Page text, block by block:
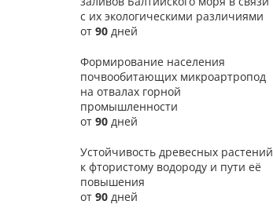
с их экологическими различиями
от 90 дней
Формирование населения
почвообитающих микроартропод
на отвалах горной
промышленности
от 90 дней
Устойчивость древесных растений
к фтористому водороду и пути её
повышения
от 90 дней